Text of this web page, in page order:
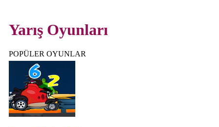
Yarış Oyunları
POPÜLER OYUNLAR